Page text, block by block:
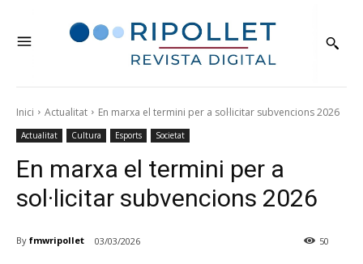
Inici Actualitat En marxa el termini per a sol·licitar subvencions 2026
Actualitat Cultura Esports Societat
En marxa el termini per a
sol·licitar subvencions 2026
By fmwripollet 03/03/2026 50